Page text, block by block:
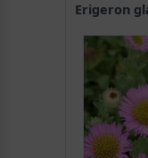
Erigeron